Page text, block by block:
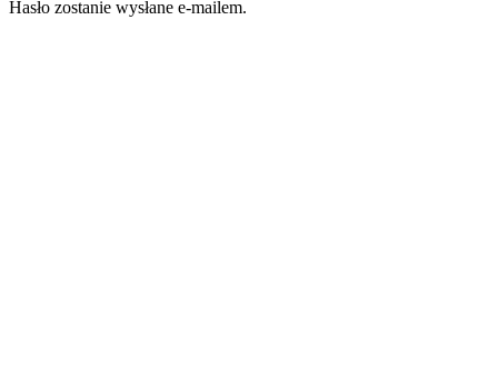
Hasło zostanie wysłane e-mailem.